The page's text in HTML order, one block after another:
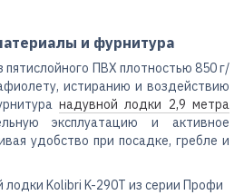
и фурнитура
пятислойного ПВХ плотностью 850 г/
истиранию и воздействию
надувной лодки 2,9 метра
эксплуатацию и активное
удобство при посадке, гребле и